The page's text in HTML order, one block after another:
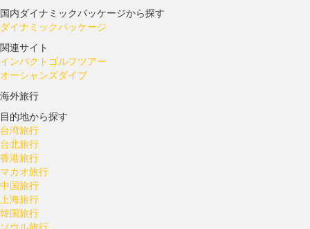
国内ダイナミックパッケージから探す
ダイナミックパッケージ
関連サイト
インパクトゴルフツアー
オーシャンズダイブ
海外旅行
目的地から探す
台湾旅行
台北旅行
香港旅行
マカオ旅行
中国旅行
上海旅行
韓国旅行